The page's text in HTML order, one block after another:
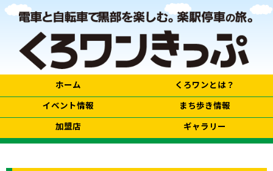
ホーム
くろワンとは？
イベント情報
まち歩き情報
加盟店
ギャラリー